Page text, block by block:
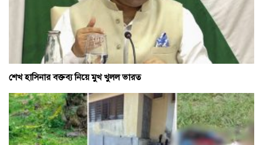
শেখ হাসিনার বক্তব্য নিয়ে মুখ খুলল ভারত